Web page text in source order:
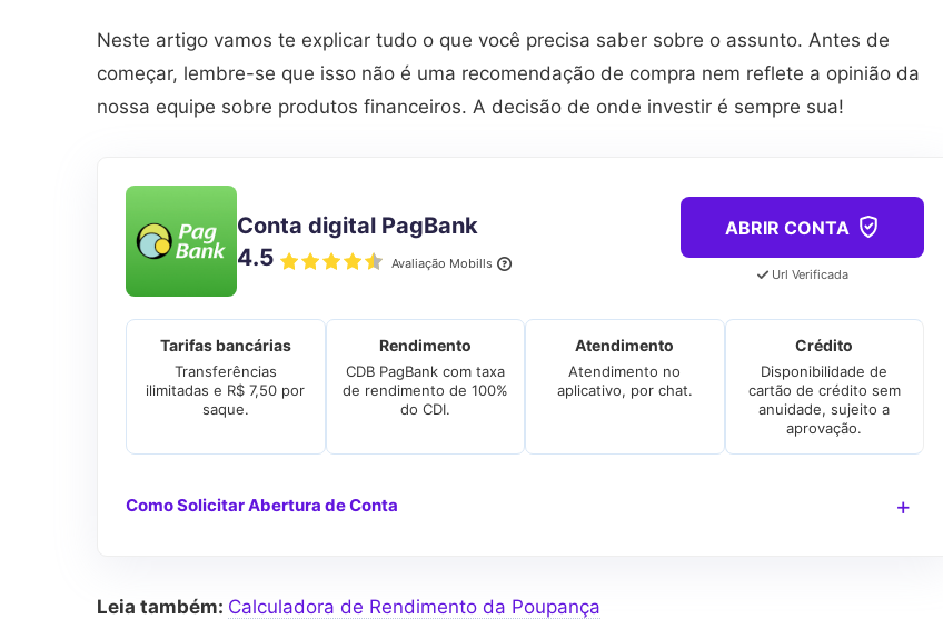
Neste artigo vamos te explicar tudo o que você precisa saber sobre o assunto. Antes de
começar, lembre-se que isso não é uma recomendação de compra nem reflete a opinião da
nossa equipe sobre produtos financeiros. A decisão de onde investir é sempre sua!
Conta digital PagBank
4.5 Avaliação Mobills
ABRIR CONTA
Url Verificada
Tarifas bancárias
Transferências
ilimitadas e R$ 7,50 por
saque.
Rendimento
CDB PagBank com taxa
de rendimento de 100%
do CDI.
Atendimento
Atendimento no
aplicativo, por chat.
Crédito
Disponibilidade de
cartão de crédito sem
anuidade, sujeito a
aprovação.
Como Solicitar Abertura de Conta
Leia também: Calculadora de Rendimento da Poupança